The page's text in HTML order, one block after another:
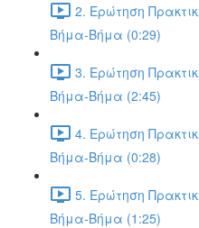
2. Ερώτηση
Βήμα-Βήμα (0:29)
3. Ερώτηση
Βήμα-Βήμα (2:45)
4. Ερώτηση
Βήμα-Βήμα (0:28)
5. Ερώτηση
Βήμα-Βήμα (1:25)